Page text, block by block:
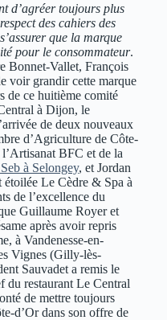
d’agréer toujours plus
des cahiers des
que la marque
pour le consommateur.
Bonnet-Vallet, François
voir grandir cette marque
de ce huitième comité
à Dijon, le
de deux nouveaux
d’Agriculture de Côte-
BFC et de la
à Selongey, et Jordan
Le Cèdre & Spa à
de l’excellence du
Guillaume Royer et
après avoir repris
à Vandenesse-en-
Vignes (Gilly-lès-
Sauvadet a remis le
du restaurant Le Central
de mettre toujours
d’Or dans son offre de